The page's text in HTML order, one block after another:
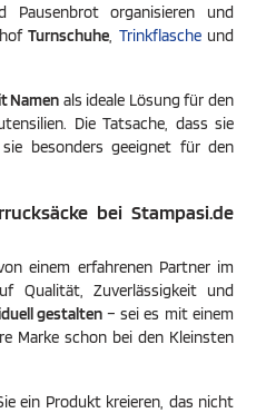
Pausenbrot organisieren und
Turnschuhe, Trinkflasche und
Namen als ideale Lösung für den
Die Tatsache, dass sie
besonders geeignet für den
bei Stampasi.de
einem erfahrenen Partner im
Qualität, Zuverlässigkeit und
gestalten – sei es mit einem
Marke schon bei den Kleinsten
ein Produkt kreieren, das nicht